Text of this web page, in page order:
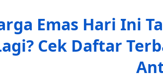
Emas Hari Ini
Cek Daftar